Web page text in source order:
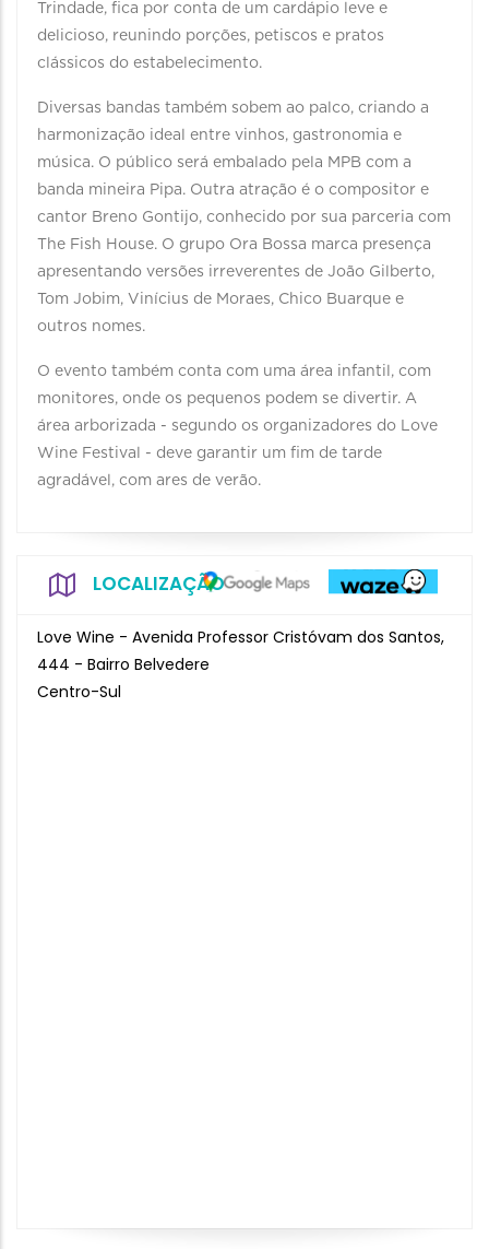
Trindade, fica por conta de um cardápio leve e
delicioso, reunindo porções, petiscos e pratos
clássicos do estabelecimento.
Diversas bandas também sobem ao palco, criando a
harmonização ideal entre vinhos, gastronomia e
música. O público será embalado pela MPB com a
banda mineira Pipa. Outra atração é o compositor e
cantor Breno Gontijo, conhecido por sua parceria com
The Fish House. O grupo Ora Bossa marca presença
apresentando versões irreverentes de João Gilberto,
Tom Jobim, Vinícius de Moraes, Chico Buarque e
outros nomes.
O evento também conta com uma área infantil, com
monitores, onde os pequenos podem se divertir. A
área arborizada - segundo os organizadores do Love
Wine Festival - deve garantir um fim de tarde
agradável, com ares de verão.
LOCALIZAÇÃO
Love Wine - Avenida Professor Cristóvam dos Santos,
444 - Bairro Belvedere
Centro-Sul